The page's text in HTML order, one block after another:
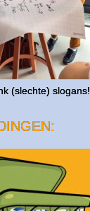
(slechte) slogans!